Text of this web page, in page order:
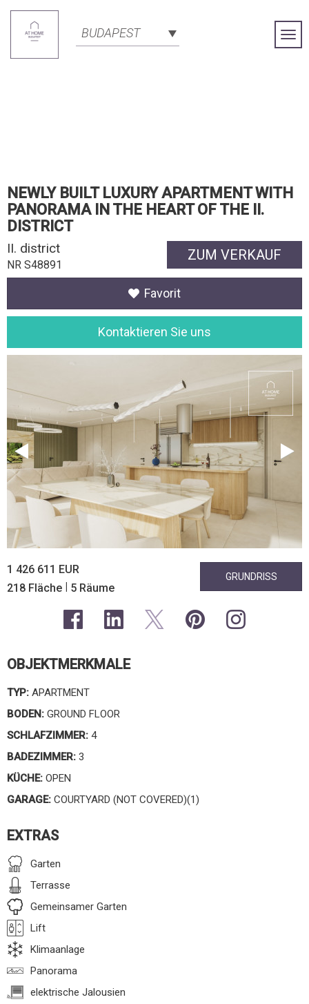
BUDAPEST
NEWLY BUILT LUXURY APARTMENT WITH
PANORAMA IN THE HEART OF THE II.
DISTRICT
ZUM VERKAUF
II. district
NR S48891
Favorit
Kontaktieren Sie uns
1 426 611 EUR
218 Fläche | 5 Räume
GRUNDRISS
OBJEKTMERKMALE
TYP: APARTMENT
BODEN: GROUND FLOOR
SCHLAFZIMMER: 4
BADEZIMMER: 3
KÜCHE: OPEN
GARAGE: COURTYARD (NOT COVERED)(1)
EXTRAS
Garten
Terrasse
Gemeinsamer Garten
Lift
Klimaanlage
Panorama
elektrische Jalousien